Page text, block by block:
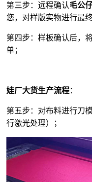
第三步：远程确认毛公
您，对样版实物进行最终
第四步：样板确认后，
单；
娃厂大货生产流程：
第五步：对布料进行刀
行激光处理）；